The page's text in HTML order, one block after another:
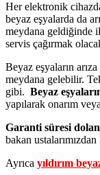
Her elektronik
beyaz eşyalarda da
meydana geldiğinde
servis çağırmak
Beyaz eşyaların
meydana gelebilir.
gibi. Beyaz
yapılarak onarım
Garanti süresi dolan
bakan
Ayrıca yıldırım